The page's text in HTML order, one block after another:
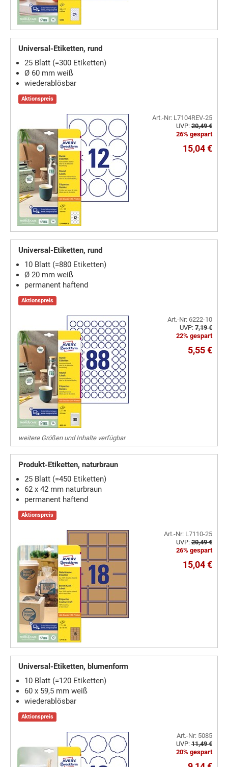
Universal-Etiketten, rund
25 Blatt (=300 Etiketten)
Ø 60 mm weiß
wiederablösbar
Aktionspreis
Art.-Nr: L7104REV-25
UVP: 20,49 €
26% gespart
15,04 €
Universal-Etiketten, rund
10 Blatt (=880 Etiketten)
Ø 20 mm weiß
permanent haftend
Aktionspreis
Art.-Nr: 6222-10
UVP: 7,19 €
22% gespart
5,55 €
weitere Größen und Inhalte verfügbar
Produkt-Etiketten, naturbraun
25 Blatt (=450 Etiketten)
62 x 42 mm naturbraun
permanent haftend
Aktionspreis
Art.-Nr: L7110-25
UVP: 20,49 €
26% gespart
15,04 €
Universal-Etiketten, blumenform
10 Blatt (=120 Etiketten)
60 x 59,5 mm weiß
wiederablösbar
Aktionspreis
Art.-Nr: 5085
UVP: 11,49 €
20% gespart